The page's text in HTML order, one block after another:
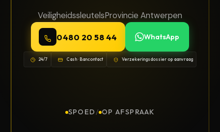
VeiligheidssleutelsProvincie Antwerpen
0480 20 58 44 WhatsApp
24/7 Cash · Bancontact Verzekeringsdossier op aanvraag
SPOED / OP AFSPRAAK